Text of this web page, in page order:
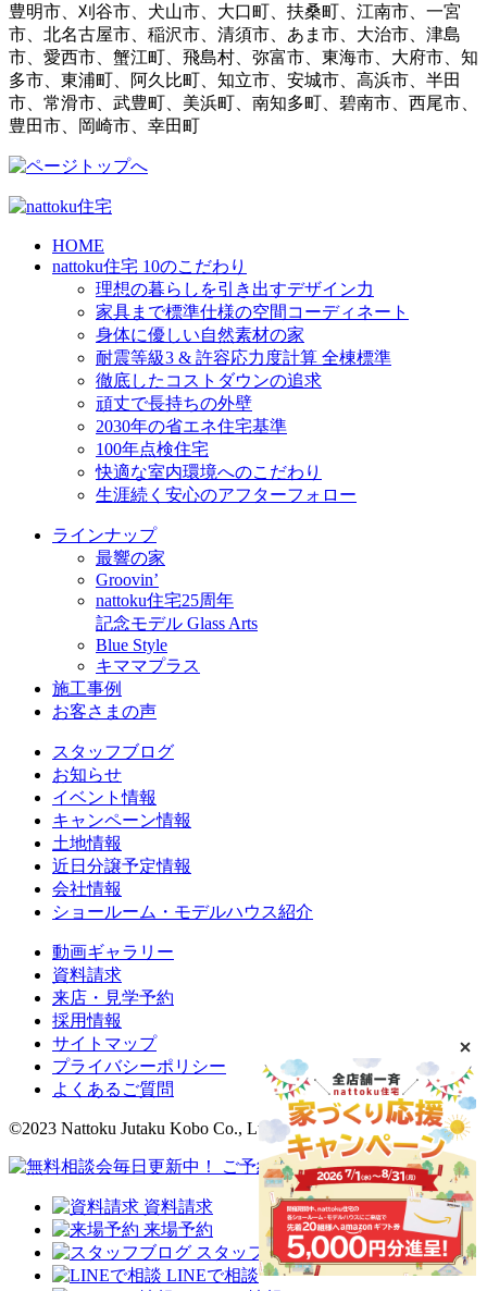
豊明市、刈谷市、犬山市、大口町、扶桑町、江南市、一宮
市、北名古屋市、稲沢市、清須市、あま市、大治市、津島
市、愛西市、蟹江町、飛島村、弥富市、東海市、大府市、知
多市、東浦町、阿久比町、知立市、安城市、高浜市、半田
市、常滑市、武豊町、美浜町、南知多町、碧南市、西尾市、
豊田市、岡崎市、幸田町
HOME
nattoku住宅 10のこだわり
理想の暮らしを引き出すデザイン力
家具まで標準仕様の空間コーディネート
身体に優しい自然素材の家
耐震等級3 & 許容応力度計算 全棟標準
徹底したコストダウンの追求
頑丈で長持ちの外壁
2030年の省エネ住宅基準
100年点検住宅
快適な室内環境へのこだわり
生涯続く安心のアフターフォロー
ラインナップ
最響の家
Groovin’
nattoku住宅25周年
記念モデル Glass Arts
Blue Style
キママプラス
施工事例
お客さまの声
スタッフブログ
お知らせ
イベント情報
キャンペーン情報
土地情報
近日分譲予定情報
会社情報
ショールーム・モデルハウス紹介
動画ギャラリー
資料請求
来店・見学予約
採用情報
サイトマップ
プライバシーポリシー
よくあるご質問
©2023 Nattoku Jutaku Kobo Co., Ltd.
資料請求
来場予約
スタッフブログ
LINEで相談